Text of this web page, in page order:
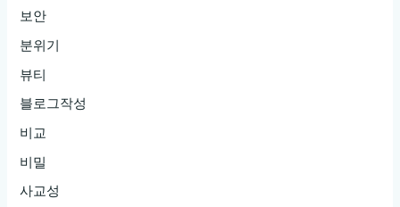
보안
분위기
뷰티
블로그작성
비교
비밀
사교성